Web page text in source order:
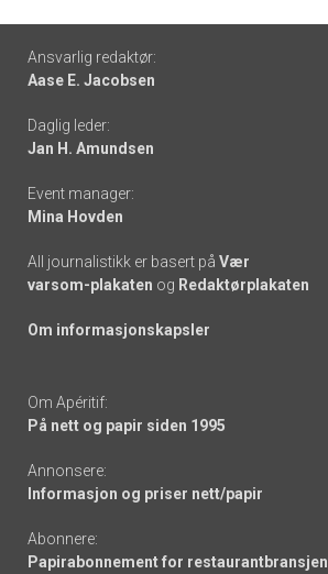
Footer
-
links
Ansvarlig redaktør:
Aase E. Jacobsen
Daglig leder:
Jan H. Amundsen
Event manager:
Mina Hovden
All journalistikk er basert på Vær
varsom-plakaten og Redaktørplakaten
Om informasjonskapsler
Om Apéritif:
På nett og papir siden 1995
Annonsere:
Informasjon og priser nett/papir
Abonnere:
Papirabonnement for restaurantbransjen